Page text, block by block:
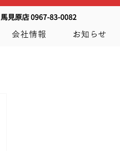
馬見原店 0967-83-0082
会社情報 お知らせ